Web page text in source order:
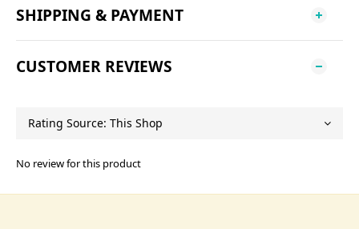
SHIPPING & PAYMENT
CUSTOMER REVIEWS
No review for this product